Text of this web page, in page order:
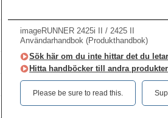
imageRUNNER 2425i II / 2425 II
Användarhandbok (Produkthandbok)
Sök här om du inte hittar det du
Hitta handböcker till andra produkter
Please be sure to read this.‎